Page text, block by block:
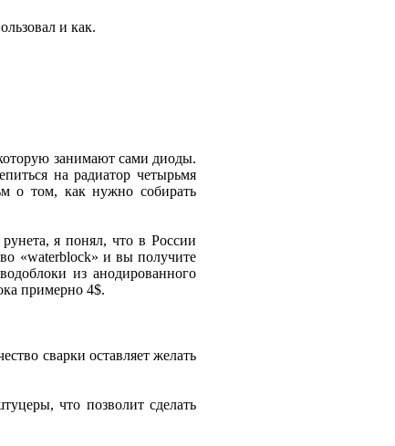
и как.
занимают сами диоды.
на радиатор четырьмя
о том, как нужно собирать
я понял, что в России
«waterblock» и вы получите
из анодированного
примерно 4$.
сварки оставляет желать
что позволит сделать